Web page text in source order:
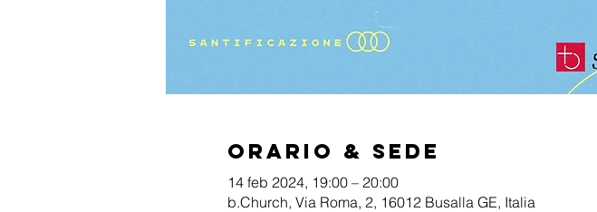
Orario & Sede
14 feb 2024, 19:00 – 20:00
b.Church, Via Roma, 2, 16012 Busalla GE, Italia